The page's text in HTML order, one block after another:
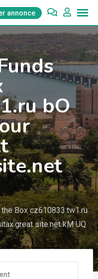
annonce
bO
Box cz610833.tw1.ru
site.net kM UQ